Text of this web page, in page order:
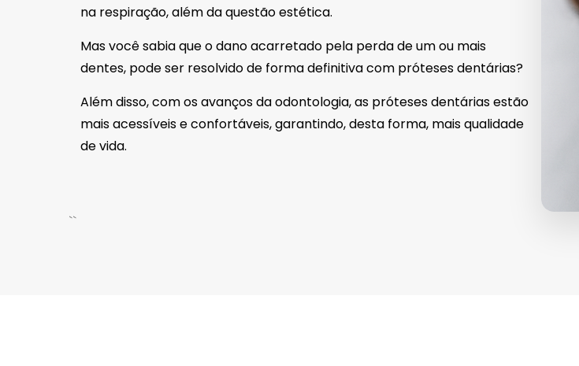
na respiração, além da questão estética.
Mas você sabia que o dano acarretado pela perda de um ou mais
dentes, pode ser resolvido de forma definitiva com próteses dentárias?
Além disso, com os avanços da odontologia, as próteses dentárias estão
mais acessíveis e confortáveis, garantindo, desta forma, mais qualidade
de vida.
``